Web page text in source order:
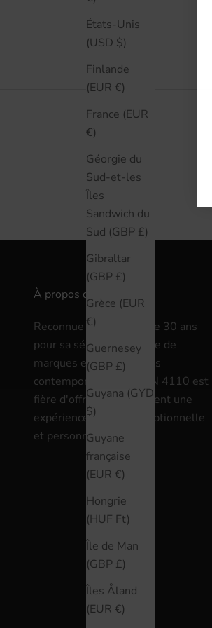
États-Unis
(USD $)
Finlande
(EUR €)
France (EUR
€)
Géorgie du
Sud-et-les
Îles
Sandwich du
Sud (GBP £)
Gibraltar
(GBP £)
Grèce (EUR
€)
Guernesey
(GBP £)
Guyana (GYD
$)
Guyane
française
(EUR €)
Hongrie
(HUF Ft)
Île de Man
(GBP £)
Îles Åland
(EUR €)
À propos de nous
Reconnue depuis plus de 30 ans
pour sa sélection pointue de
marques et d'accessoires
contemporains, MAISON 4110 est
fière d'offrir à chaque client une
expérience d'achat exceptionnelle
et personnalisée.